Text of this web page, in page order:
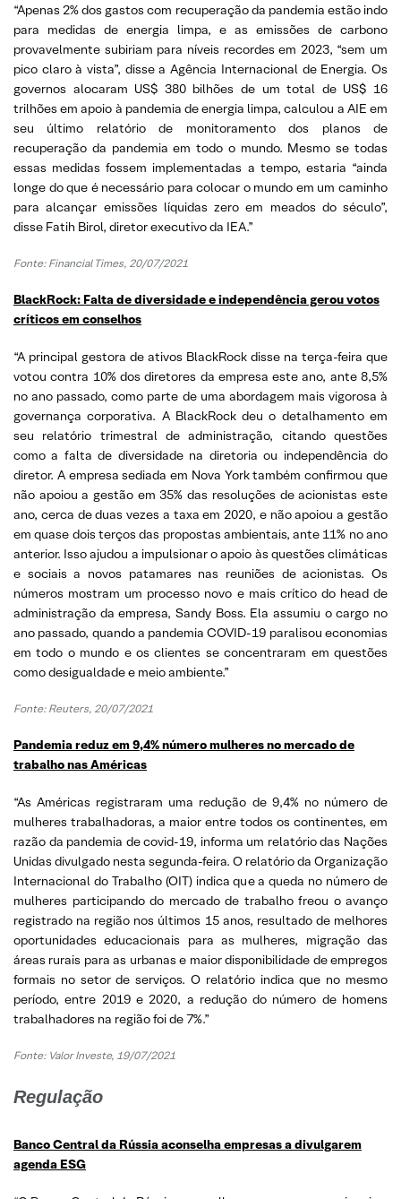
“Apenas 2% dos gastos com recuperação da pandemia estão indo
para medidas de energia limpa, e as emissões de carbono
provavelmente subiriam para níveis recordes em 2023, “sem um
pico claro à vista”, disse a Agência Internacional de Energia. Os
governos alocaram US$ 380 bilhões de um total de US$ 16
trilhões em apoio à pandemia de energia limpa, calculou a AIE em
seu último relatório de monitoramento dos planos de
recuperação da pandemia em todo o mundo. Mesmo se todas
essas medidas fossem implementadas a tempo, estaria “ainda
longe do que é necessário para colocar o mundo em um caminho
para alcançar emissões líquidas zero em meados do século”,
disse Fatih Birol, diretor executivo da IEA.”
Fonte: Financial Times, 20/07/2021
BlackRock: Falta de diversidade e independência gerou votos
críticos em conselhos
“A principal gestora de ativos BlackRock disse na terça-feira que
votou contra 10% dos diretores da empresa este ano, ante 8,5%
no ano passado, como parte de uma abordagem mais vigorosa à
governança corporativa. A BlackRock deu o detalhamento em
seu relatório trimestral de administração, citando questões
como a falta de diversidade na diretoria ou independência do
diretor. A empresa sediada em Nova York também confirmou que
não apoiou a gestão em 35% das resoluções de acionistas este
ano, cerca de duas vezes a taxa em 2020, e não apoiou a gestão
em quase dois terços das propostas ambientais, ante 11% no ano
anterior. Isso ajudou a impulsionar o apoio às questões climáticas
e sociais a novos patamares nas reuniões de acionistas. Os
números mostram um processo novo e mais crítico do head de
administração da empresa, Sandy Boss. Ela assumiu o cargo no
ano passado, quando a pandemia COVID-19 paralisou economias
em todo o mundo e os clientes se concentraram em questões
como desigualdade e meio ambiente.”
Fonte: Reuters, 20/07/2021
Pandemia reduz em 9,4% número mulheres no mercado de
trabalho nas Américas
“As Américas registraram uma redução de 9,4% no número de
mulheres trabalhadoras, a maior entre todos os continentes, em
razão da pandemia de covid-19, informa um relatório das Nações
Unidas divulgado nesta segunda-feira. O relatório da Organização
Internacional do Trabalho (OIT) indica que a queda no número de
mulheres participando do mercado de trabalho freou o avanço
registrado na região nos últimos 15 anos, resultado de melhores
oportunidades educacionais para as mulheres, migração das
áreas rurais para as urbanas e maior disponibilidade de empregos
formais no setor de serviços. O relatório indica que no mesmo
período, entre 2019 e 2020, a redução do número de homens
trabalhadores na região foi de 7%.”
Fonte: Valor Investe, 19/07/2021
Regulação
Banco Central da Rússia aconselha empresas a divulgarem
agenda ESG